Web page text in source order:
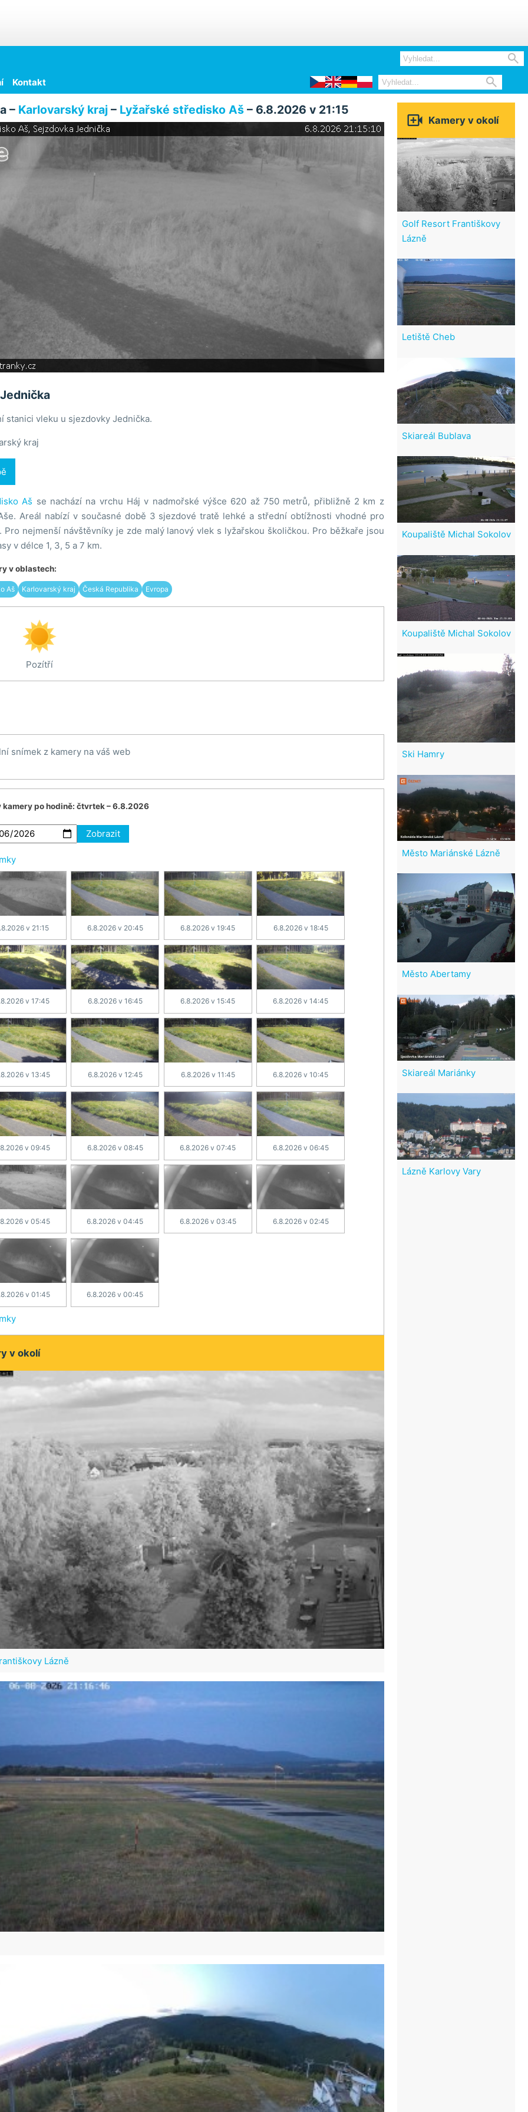

Kontakt 
– Karlovarský kraj– Lyžařské středisko Aš– 6.8.2026 v 21:15
stanici vleku u sjezdovky Jednička.
kraj
Aš se nachází na vrchu Háj v nadmořské výšce 620 až 750 metrů, přibližně 2 km z
Areál nabízí v současné době 3 sjezdové tratě lehké a střední obtížnosti vhodné pro
Pro nejmenší návštěvníky je zde malý lanový vlek s lyžařskou školičkou. Pro běžkaře jsou
v délce 1, 3, 5 a 7 km.
v oblastech:
Aš Karlovarský kraj Česká Republika Evropa
Pozítří
snímek z kamery na váš web
kamery po hodině: čtvrtek – 6.8.2026
Zobrazit
v 21:15 6.8.2026 v 20:45 6.8.2026 v 19:45 6.8.2026 v 18:45
v 17:45 6.8.2026 v 16:45 6.8.2026 v 15:45 6.8.2026 v 14:45
v 13:45 6.8.2026 v 12:45 6.8.2026 v 11:45 6.8.2026 v 10:45
v 09:45 6.8.2026 v 08:45 6.8.2026 v 07:45 6.8.2026 v 06:45
v 05:45 6.8.2026 v 04:45 6.8.2026 v 03:45 6.8.2026 v 02:45
v 01:45 6.8.2026 v 00:45
v okolí
Lázně
 Kamery v okolí
Golf Resort Františkovy
Lázně
Letiště Cheb
Skiareál Bublava
Koupaliště Michal Sokolov
Koupaliště Michal Sokolov
Ski Hamry
Město Mariánské Lázně
Město Abertamy
Skiareál Mariánky
Lázně Karlovy Vary